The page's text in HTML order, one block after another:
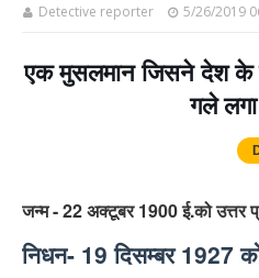
Detective reporter 5/26/2019
एक मुसलमान जिसने देश के
गले लगा
जन्म -22 अक्टूबर 1900 ई.को उत्तर
निधन- 19 दिसम्बर 1927